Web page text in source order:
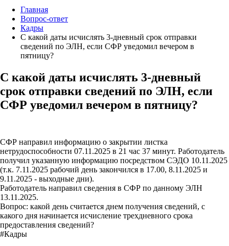
Главная
Вопрос-ответ
Кадры
С какой даты исчислять 3-дневный срок отправки
сведений по ЭЛН, если СФР уведомил вечером в
пятницу?
С какой даты исчислять 3-дневный
срок отправки сведений по ЭЛН, если
СФР уведомил вечером в пятницу?
СФР направил информацию о закрытии листка
нетрудоспособности 07.11.2025 в 21 час 37 минут. Работодатель
получил указанную информацию посредством СЭДО 10.11.2025
(т.к. 7.11.2025 рабочий день закончился в 17.00, 8.11.2025 и
9.11.2025 - выходные дни).
Работодатель направил сведения в СФР по данному ЭЛН
13.11.2025.
Вопрос: какой день считается днем получения сведений, с
какого дня начинается исчисление трехдневного срока
предоставления сведений?
#Кадры